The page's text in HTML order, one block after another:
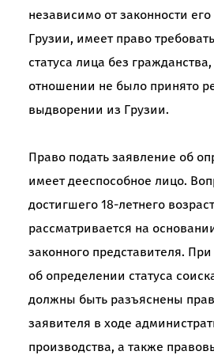
независимо от законности
Грузии, имеет право
статуса лица без
отношении не было принято
выдворении из Грузии.
Право подать заявление об
имеет дееспособное лицо.
достигшего 18-летнего
рассматривается на
законного представителя.
об определении статуса
должны быть разъяснены
заявителя в ходе
производства, а также